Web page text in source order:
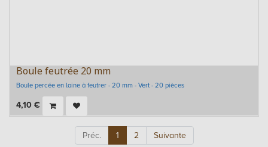
Boule feutrée 20 mm
Boule percée en laine à feutrer - 20 mm - Vert - 20 pièces
4,10 €
Préc. 1 2 Suivante